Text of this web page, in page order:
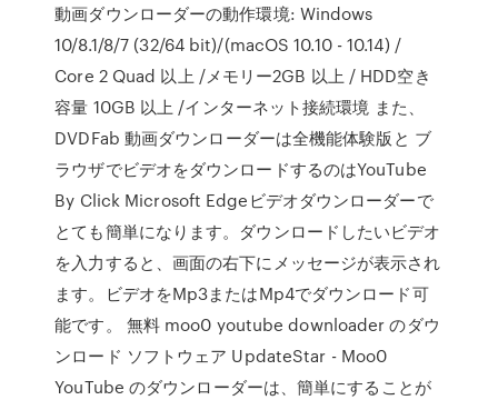
動画ダウンローダーの動作環境: Windows
10/8.1/8/7 (32/64 bit)/(macOS 10.10 - 10.14) /
Core 2 Quad 以上 /メモリー2GB 以上 / HDD空き
容量 10GB 以上 /インターネット接続環境 また、
DVDFab 動画ダウンローダーは全機能体験版と ブ
ラウザでビデオをダウンロードするのはYouTube
By Click Microsoft Edgeビデオダウンローダーで
とても簡単になります。ダウンロードしたいビデオ
を入力すると、画面の右下にメッセージが表示され
ます。ビデオをMp3またはMp4でダウンロード可
能です。 無料 moo0 youtube downloader のダウ
ンロード ソフトウェア UpdateStar - Moo0
YouTube のダウンローダーは、簡単にすることが